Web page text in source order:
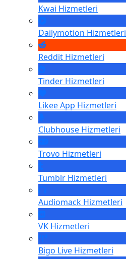
Kwai Hizmetleri
Dailymotion Hizmetleri
Reddit Hizmetleri
Tinder Hizmetleri
Likee App Hizmetleri
Clubhouse Hizmetleri
Trovo Hizmetleri
Tumblr Hizmetleri
Audiomack Hizmetleri
VK Hizmetleri
Bigo Live Hizmetleri